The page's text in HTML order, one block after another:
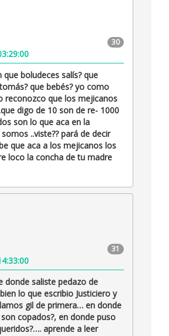
30
que boludeces salís? que
que bebés? yo como
reconozco que los mejicanos
digo de 10 son de re- 1000
son lo que aca en la
..viste?? pará de decir
que aca a los mejicanos los
loco la concha de tu madre
31
donde saliste pedazo de
lo que escribio Justiciero y
gil de primera… en donde
copados?, en donde puso
aprende a leer